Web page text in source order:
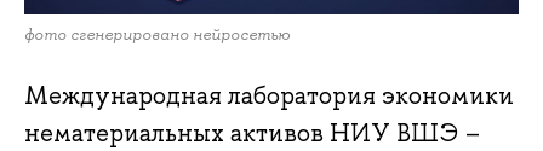
фото сгенерировано нейросетью
Международная лаборатория экономики
нематериальных активов НИУ ВШЭ –